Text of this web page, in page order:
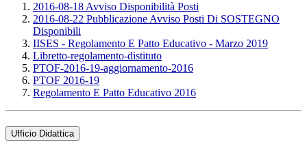
2016-08-18 Avviso Disponibilità Posti
2016-08-22 Pubblicazione Avviso Posti Di SOSTEGNO
Disponibili
IISES - Regolamento E Patto Educativo - Marzo 2019
Libretto-regolamento-distituto
PTOF-2016-19-aggiornamento-2016
PTOF 2016-19
Regolamento E Patto Educativo 2016
Ufficio Didattica